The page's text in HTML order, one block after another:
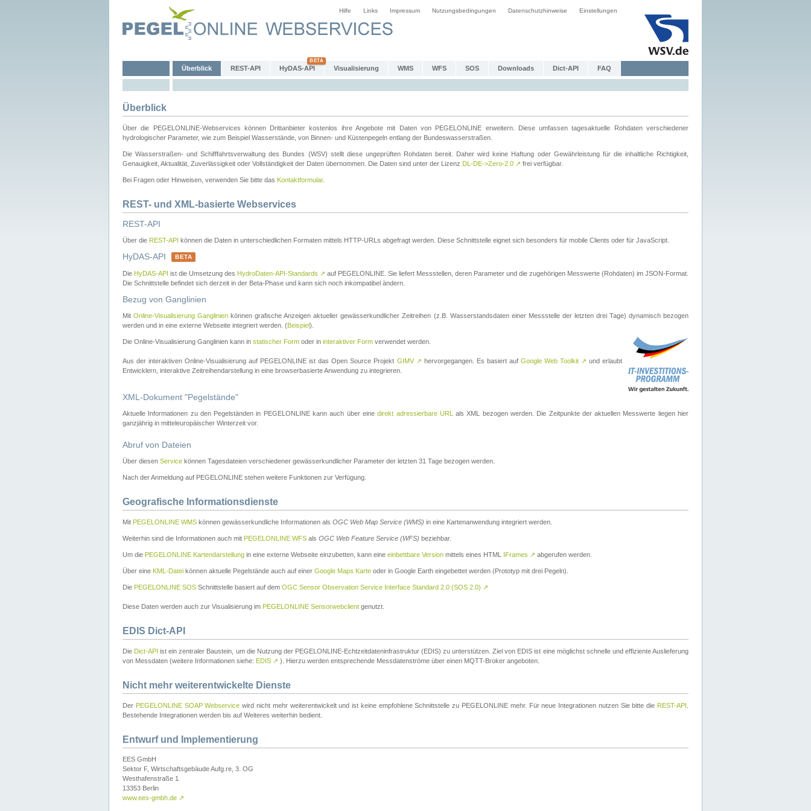
Hilfe Links Impressum Nutzungsbedingungen Datenschutzhinweise Einstellungen
Überblick REST-API HyDAS-API Visualisierung WMS WFS SOS Downloads Dict-API FAQ
Überblick
Über die PEGELONLINE-Webservices können Drittanbieter kostenlos ihre Angebote mit Daten von PEGELONLINE erweitern. Diese umfassen tagesaktuelle Rohdaten verschiedener
hydrologischer Parameter, wie zum Beispiel Wasserstände, von Binnen- und Küstenpegeln entlang der Bundeswasserstraßen.
Die Wasserstraßen- und Schifffahrtsverwaltung des Bundes (WSV) stellt diese ungeprüften Rohdaten bereit. Daher wird keine Haftung oder Gewährleistung für die inhaltliche Richtigkeit,
Genauigkeit, Aktualität, Zuverlässigkeit oder Vollständigkeit der Daten übernommen. Die Daten sind unter der Lizenz DL-DE->Zero-2.0 ↗ frei verfügbar.
Bei Fragen oder Hinweisen, verwenden Sie bitte das Kontaktformular.
REST- und XML-basierte Webservices
REST-API
Über die REST-API können die Daten in unterschiedlichen Formaten mittels HTTP-URLs abgefragt werden. Diese Schnittstelle eignet sich besonders für mobile Clients oder für JavaScript.
HyDAS-API BETA
Die HyDAS-API ist die Umsetzung des HydroDaten-API-Standards ↗ auf PEGELONLINE. Sie liefert Messstellen, deren Parameter und die zugehörigen Messwerte (Rohdaten) im JSON-Format.
Die Schnittstelle befindet sich derzeit in der Beta-Phase und kann sich noch inkompatibel ändern.
Bezug von Ganglinien
MitOnline-Visualisierung Ganglinien können grafische Anzeigen aktueller gewässerkundlicher Zeitreihen (z.B. Wasserstandsdaten einer Messstelle der letzten drei Tage) dynamisch bezogen
werden und in eine externe Webseite integriert werden. (Beispiel).
Die Online-Visualisierung Ganglinien kann in statischer Form oder in interaktiver Form verwendet werden.
Aus der interaktiven Online-Visualisierung auf PEGELONLINE ist das Open Source Projekt GIMV ↗ hervorgegangen. Es basiert auf Google Web Toolkit ↗ und erlaubt
Entwicklern, interaktive Zeitreihendarstellung in eine browserbasierte Anwendung zu integrieren.
XML-Dokument "Pegelstände"
Aktuelle Informationen zu den Pegelständen in PEGELONLINE kann auch über einedirekt adressierbare URL
als XML bezogen werden. Die Zeitpunkte der aktuellen Messwerte liegen hier
ganzjährig in mitteleuropäischer Winterzeit vor.
Abruf von Dateien
Über diesen Service können Tagesdateien verschiedener gewässerkundlicher Parameter der letzten 31 Tage bezogen werden.
Nach der Anmeldung auf PEGELONLINE stehen weitere Funktionen zur Verfügung.
Geografische Informationsdienste
Mit PEGELONLINE WMS können gewässerkundliche Informationen als OGC Web Map Service (WMS) in eine Kartenanwendung integriert werden.
Weiterhin sind die Informationen auch mit PEGELONLINE WFS als OGC Web Feature Service (WFS) beziehbar.
Um die PEGELONLINE Kartendarstellung in eine externe Webseite einzubetten, kann eine einbettbare Version mittels eines HTML IFrames ↗ abgerufen werden.
Über eine KML-Datei können aktuelle Pegelstände auch auf einer Google Maps Karte oder in Google Earth eingebettet werden (Prototyp mit drei Pegeln).
Die PEGELONLINE SOS Schnittstelle basiert auf dem OGC Sensor Observation Service Interface Standard 2.0 (SOS 2.0) ↗
Diese Daten werden auch zur Visualisierung im PEGELONLINE Sensorwebclient genutzt.
EDIS Dict-API
Die Dict-API ist ein zentraler Baustein, um die Nutzung der PEGELONLINE-Echtzeitdateninfrastruktur (EDIS) zu unterstützen. Ziel von EDIS ist eine möglichst schnelle und effiziente Auslieferung
von Messdaten (weitere Informationen siehe: EDIS ↗ ). Hierzu werden entsprechende Messdatenströme über einen MQTT-Broker angeboten.
Nicht mehr weiterentwickelte Dienste
Der PEGELONLINE SOAP Webservice wird nicht mehr weiterentwickelt und ist keine empfohlene Schnittstelle zu PEGELONLINE mehr. Für neue Integrationen nutzen Sie bitte die REST-API
Bestehende Integrationen werden bis auf Weiteres weiterhin bedient.
Entwurf und Implementierung
EES GmbH
Sektor F, Wirtschaftsgebäude Aufg.re, 3. OG
Westhafenstraße 1
13353 Berlin
www.ees-gmbh.de ↗